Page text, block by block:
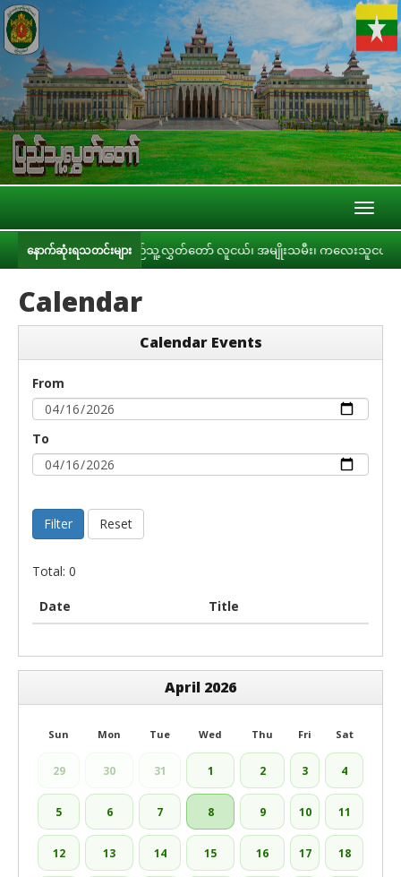
နောက်ဆုံးရသတင်းများ
ကျင်းပ ပြည်သူ့လွှတ်တော် လူငယ်၊ အမျိုးသမီး၊ ကလေးသူငယ်နှင့် သက်ကြီ
Calendar
Calendar Events
From
To
Filter Reset
Total: 0
Date Title
April 2026
Sun Mon Tue Wed Thu Fri Sat
29 30 31 1 2 3 4
5 6 7 8 9 10 11
12 13 14 15 16 17 18